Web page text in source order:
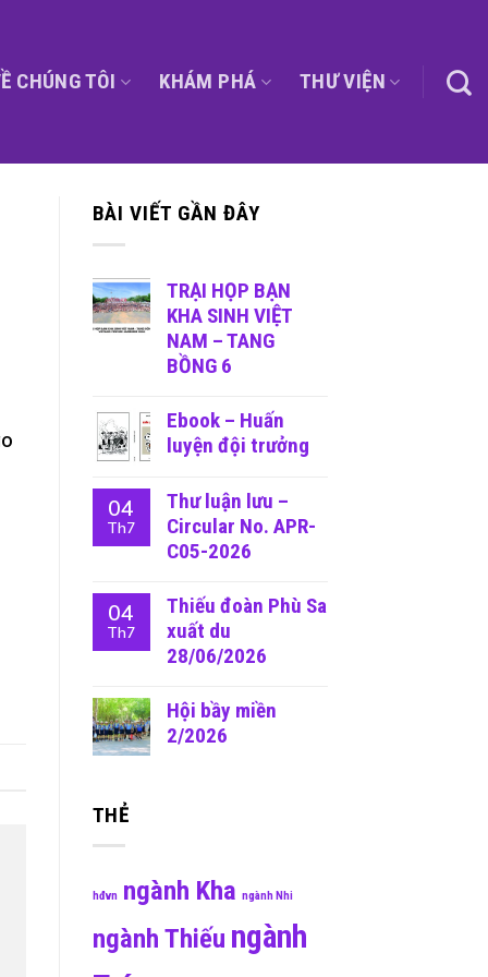
CHÚNG TÔI KHÁM PHÁ THƯ VIỆN
BÀI VIẾT GẦN ĐÂY
TRẠI HỌP BẠN
KHA SINH VIỆT
NAM – TANG
BỒNG 6
Ebook – Huấn
luyện đội trưởng
04
Th7
Thư luận lưu –
Circular No. APR-
C05-2026
04
Th7
Thiếu đoàn Phù Sa
xuất du
28/06/2026
Hội bầy miền
2/2026
THẺ
hđvn ngành Kha ngành Nhi
ngành Thiếu ngành